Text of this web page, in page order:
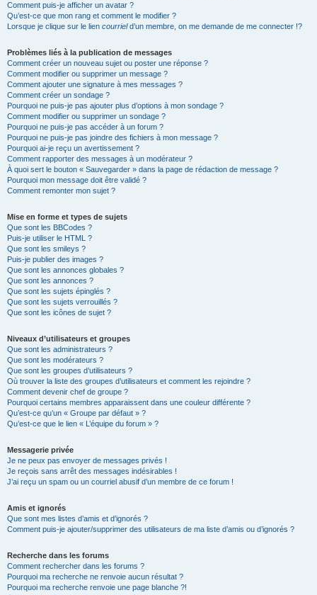
Comment puis-je afficher un avatar ?
Qu’est-ce que mon rang et comment le modifier ?
Lorsque je clique sur le lien courrield’un membre, on me demande de me connecter !?
Problèmes liés à la publication de messages
Comment créer un nouveau sujet ou poster une réponse ?
Comment modifier ou supprimer un message ?
Comment ajouter une signature à mes messages ?
Comment créer un sondage ?
Pourquoi ne puis-je pas ajouter plus d’options à mon sondage ?
Comment modifier ou supprimer un sondage ?
Pourquoi ne puis-je pas accéder à un forum ?
Pourquoi ne puis-je pas joindre des fichiers à mon message ?
Pourquoi ai-je reçu un avertissement ?
Comment rapporter des messages à un modérateur ?
À quoi sert le bouton « Sauvegarder » dans la page de rédaction de message ?
Pourquoi mon message doit être validé ?
Comment remonter mon sujet ?
Mise en forme et types de sujets
Que sont les BBCodes ?
Puis-je utiliser le HTML ?
Que sont les smileys ?
Puis-je publier des images ?
Que sont les annonces globales ?
Que sont les annonces ?
Que sont les sujets épinglés ?
Que sont les sujets verrouillés ?
Que sont les icônes de sujet ?
Niveaux d’utilisateurs et groupes
Que sont les administrateurs ?
Que sont les modérateurs ?
Que sont les groupes d’utilisateurs ?
Où trouver la liste des groupes d’utilisateurs et comment les rejoindre ?
Comment devenir chef de groupe ?
Pourquoi certains membres apparaissent dans une couleur différente ?
Qu’est-ce qu’un « Groupe par défaut » ?
Qu’est-ce que le lien « L’équipe du forum » ?
Messagerie privée
Je ne peux pas envoyer de messages privés !
Je reçois sans arrêt des messages indésirables !
J’ai reçu un spam ou un courriel abusif d’un membre de ce forum !
Amis et ignorés
Que sont mes listes d’amis et d’ignorés ?
Comment puis-je ajouter/supprimer des utilisateurs de ma liste d’amis ou d’ignorés ?
Recherche dans les forums
Comment rechercher dans les forums ?
Pourquoi ma recherche ne renvoie aucun résultat ?
Pourquoi ma recherche renvoie une page blanche ?!